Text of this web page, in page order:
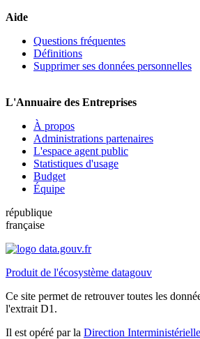
Aide
Questions fréquentes
Définitions
Supprimer ses données personnelles
L'Annuaire des Entreprises
À propos
Administrations partenaires
L'espace agent public
Statistiques d'usage
Budget
Équipe
république
française
Produit de l'écosystème datagouv
Ce site permet de retrouver toutes les
l'extrait D1.
Il est opéré par la Direction